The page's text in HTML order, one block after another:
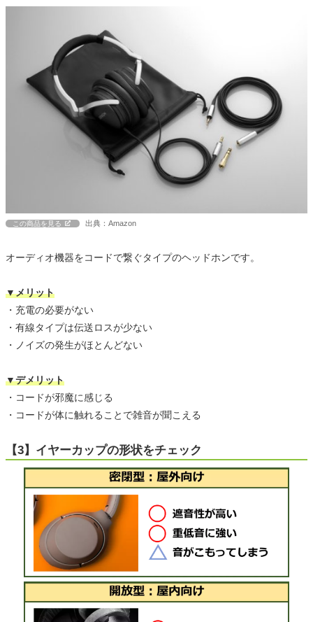
この商品を見る 出典：Amazon
オーディオ機器をコードで繋ぐタイプのヘッドホンです。
▼メリット
・充電の必要がない
・有線タイプは伝送ロスが少ない
・ノイズの発生がほとんどない
▼デメリット
・コードが邪魔に感じる
・コードが体に触れることで雑音が聞こえる
【3】イヤーカップの形状をチェック